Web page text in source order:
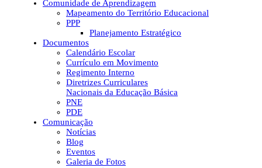
Comunidade de Aprendizagem
Mapeamento do Território Educacional
PPP
Planejamento Estratégico
Documentos
Calendário Escolar
Currículo em Movimento
Regimento Interno
Diretrizes Curriculares
Nacionais da Educação Básica
PNE
PDE
Comunicação
Notícias
Blog
Eventos
Galeria de Fotos